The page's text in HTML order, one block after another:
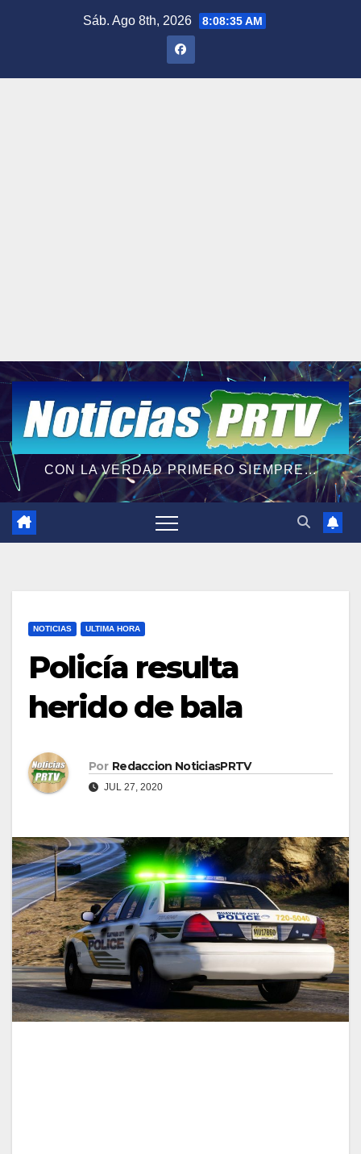
Sáb. Ago 8th, 2026 8:08:35 AM
CON LA VERDAD PRIMERO SIEMPRE...
NOTICIAS ULTIMA HORA
Policía resulta
herido de bala
Por Redaccion NoticiasPRTV
JUL 27, 2020